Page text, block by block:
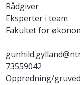
Rådgiver
Eksperter i team
Fakultet for
73559042
Oppredning/